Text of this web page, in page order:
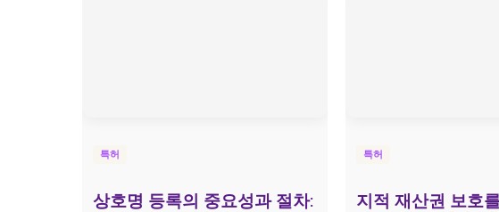
특허
상호명 등록의 중요성과 절차:
특허
지적 재산권 보호